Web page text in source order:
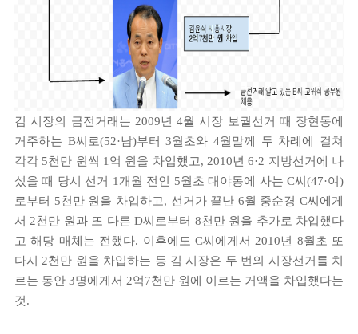
김 시장의 금전거래는 2009년 4월 시장 보궐선거 때 장현동에
거주하는 B씨로(52·남)부터 3월초와 4월말께 두 차례에 걸쳐
각각 5천만 원씩 1억 원을 차입했고, 2010년 6·2 지방선거에 나
섰을 때 당시 선거 1개월 전인 5월초 대야동에 사는 C씨(47·여)
로부터 5천만 원을 차입하고, 선거가 끝난 6월 중순경 C씨에게
서 2천만 원과 또 다른 D씨로부터 8천만 원을 추가로 차입했다
고 해당 매체는 전했다. 이후에도 C씨에게서 2010년 8월초 또
다시 2천만 원을 차입하는 등 김 시장은 두 번의 시장선거를 치
르는 동안 3명에게서 2억7천만 원에 이르는 거액을 차입했다는
것.